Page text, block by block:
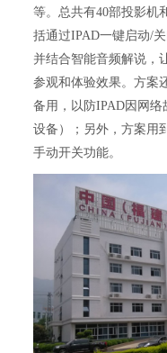
等。总共有40部投影机
括通过IPAD一键启动/
并结合智能音频解说，
参观和体验效果。方案
备用，以防IPAD因网
设备）；另外，方案用
手动开关功能。